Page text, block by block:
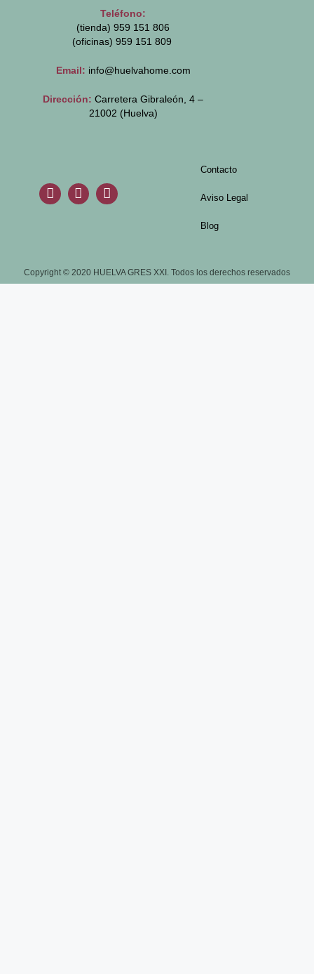
Teléfono:
(tienda) 959 151 806
(oficinas) 959 151 809
Email: info@huelvahome.com
Dirección: Carretera Gibraleón, 4 –
21002 (Huelva)
Contacto
Aviso Legal
Blog
Copyright © 2020 HUELVA GRES XXI. Todos los derechos reservados